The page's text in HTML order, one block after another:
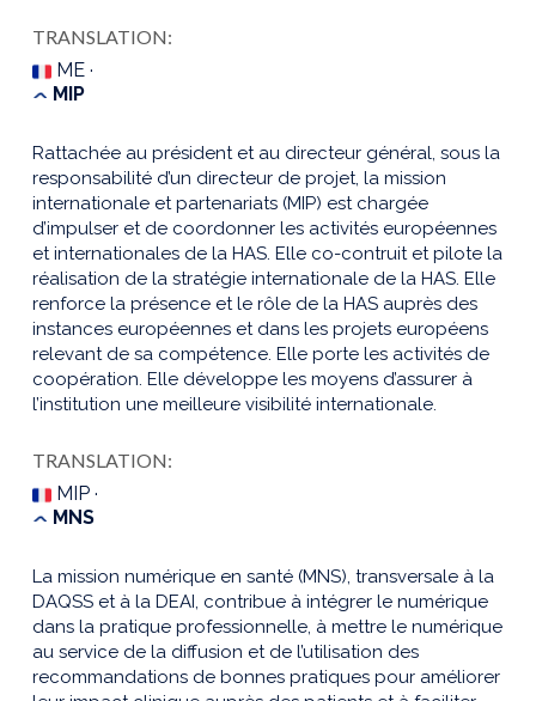
TRANSLATION:
ME ·
MIP
Rattachée au président et au directeur général, sous la
responsabilité d’un directeur de projet, la mission
internationale et partenariats (MIP) est chargée
d’impulser et de coordonner les activités européennes
et internationales de la HAS. Elle co-contruit et pilote la
réalisation de la stratégie internationale de la HAS. Elle
renforce la présence et le rôle de la HAS auprès des
instances européennes et dans les projets européens
relevant de sa compétence. Elle porte les activités de
coopération. Elle développe les moyens d’assurer à
l’institution une meilleure visibilité internationale.
TRANSLATION:
MIP ·
MNS
La mission numérique en santé (MNS), transversale à la
DAQSS et à la DEAI, contribue à intégrer le numérique
dans la pratique professionnelle, à mettre le numérique
au service de la diffusion et de l’utilisation des
recommandations de bonnes pratiques pour améliorer